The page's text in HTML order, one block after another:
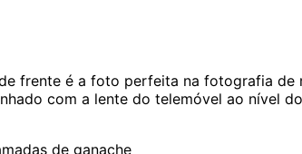
frente é a foto perfeita na fotografia de
com a lente do telemóvel ao nível
de ganache